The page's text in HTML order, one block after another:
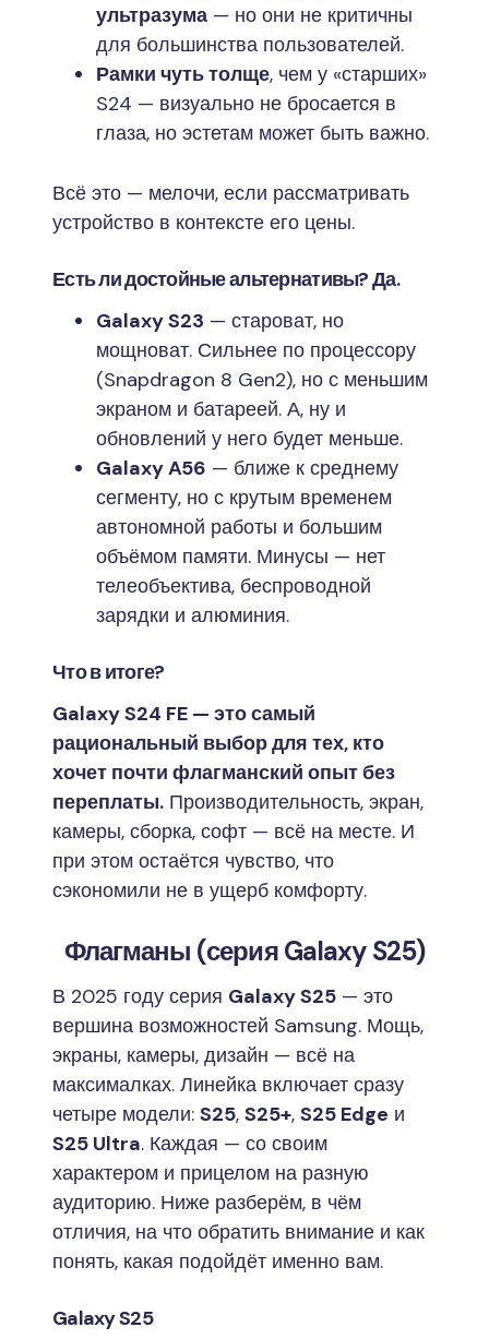
ультразума — но они не критичны
для большинства пользователей.
Рамки чуть толще, чем у «старших»
S24 — визуально не бросается в
глаза, но эстетам может быть важно.
Всё это — мелочи, если рассматривать
устройство в контексте его цены.
Есть ли достойные альтернативы? Да.
Galaxy S23 — староват, но
мощноват. Сильнее по процессору
(Snapdragon 8 Gen2), но с меньшим
экраном и батареей. А, ну и
обновлений у него будет меньше.
Galaxy A56 — ближе к среднему
сегменту, но с крутым временем
автономной работы и большим
объёмом памяти. Минусы — нет
телеобъектива, беспроводной
зарядки и алюминия.
Что в итоге?
Galaxy S24 FE — это самый
рациональный выбор для тех, кто
хочет почти флагманский опыт без
переплаты. Производительность, экран,
камеры, сборка, софт — всё на месте. И
при этом остаётся чувство, что
сэкономили не в ущерб комфорту.
Флагманы (серия Galaxy S25)
В 2025 году серия Galaxy S25 — это
вершина возможностей Samsung. Мощь,
экраны, камеры, дизайн — всё на
максималках. Линейка включает сразу
четыре модели: S25, S25+, S25 Edge и
S25 Ultra. Каждая — со своим
характером и прицелом на разную
аудиторию. Ниже разберём, в чём
отличия, на что обратить внимание и как
понять, какая подойдёт именно вам.
Galaxy S25